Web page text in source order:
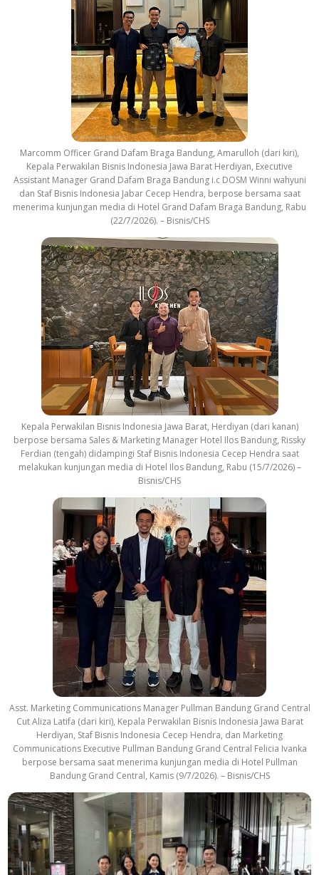
Marcomm Officer Grand Dafam Braga Bandung, Amarulloh (dari kiri),
Kepala Perwakilan Bisnis Indonesia Jawa Barat Herdiyan, Executive
Assistant Manager Grand Dafam Braga Bandung i.c DOSM Winni wahyuni
dan Staf Bisnis Indonesia Jabar Cecep Hendra, berpose bersama saat
menerima kunjungan media di Hotel Grand Dafam Braga Bandung, Rabu
(22/7/2026). – Bisnis/CHS
Kepala Perwakilan Bisnis Indonesia Jawa Barat, Herdiyan (dari kanan)
berpose bersama Sales & Marketing Manager Hotel Ilos Bandung, Rissky
Ferdian (tengah) didampingi Staf Bisnis Indonesia Cecep Hendra saat
melakukan kunjungan media di Hotel Ilos Bandung, Rabu (15/7/2026) –
Bisnis/CHS
Asst. Marketing Communications Manager Pullman Bandung Grand Central
Cut Aliza Latifa (dari kiri), Kepala Perwakilan Bisnis Indonesia Jawa Barat
Herdiyan, Staf Bisnis Indonesia Cecep Hendra, dan Marketing
Communications Executive Pullman Bandung Grand Central Felicia Ivanka
berpose bersama saat menerima kunjungan media di Hotel Pullman
Bandung Grand Central, Kamis (9/7/2026). – Bisnis/CHS